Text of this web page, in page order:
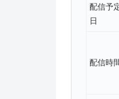
配信予
日
配信時